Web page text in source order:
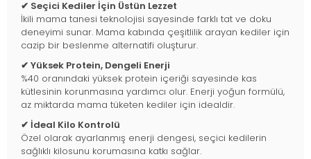
✔ Seçici Kediler İçin Üstün Lezzet
İkili mama tanesi teknolojisi sayesinde farklı tat ve doku
deneyimi sunar. Mama kabında çeşitlilik arayan kediler için
cazip bir beslenme alternatifi oluşturur.
✔ Yüksek Protein, Dengeli Enerji
%40 oranındaki yüksek protein içeriği sayesinde kas
kütlesinin korunmasına yardımcı olur. Enerji yoğun formülü,
az miktarda mama tüketen kediler için idealdir.
✔ İdeal Kilo Kontrolü
Özel olarak ayarlanmış enerji dengesi, seçici kedilerin
sağlıklı kilosunu korumasına katkı sağlar.